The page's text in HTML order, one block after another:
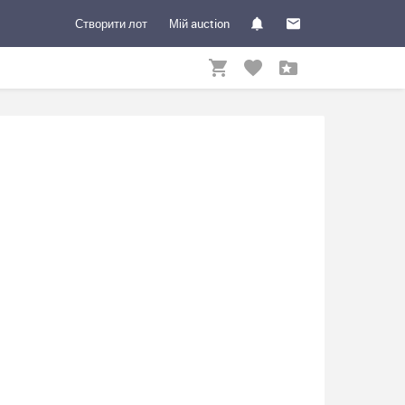
Мій auction
Створити лот